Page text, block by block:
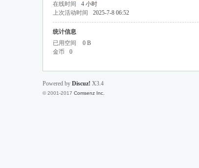
行
在线时间
4 小时
上次活动时间
2025-7-8 06:52
统计信息
已用空间
0 B
金币
0
Powered by Discuz! X3.4
© 2001-2017 Comsenz Inc.